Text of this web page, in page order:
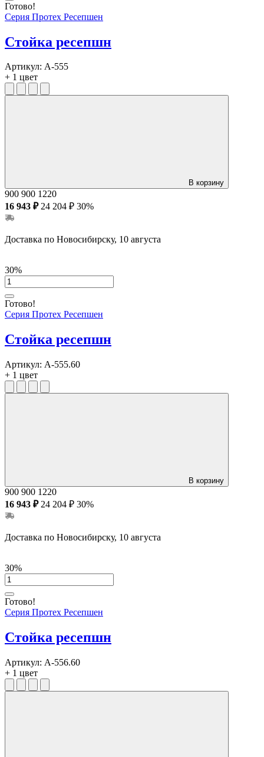
Готово!
Серия Протех Ресепшен
Стойка ресепшн
Артикул: А-555
+ 1 цвет
В корзину
900 900 1220
16 943 ₽ 24 204 ₽ 30%
Доставка по Новосибирску, 10 августа
30%
Готово!
Серия Протех Ресепшен
Стойка ресепшн
Артикул: А-555.60
+ 1 цвет
В корзину
900 900 1220
16 943 ₽ 24 204 ₽ 30%
Доставка по Новосибирску, 10 августа
30%
Готово!
Серия Протех Ресепшен
Стойка ресепшн
Артикул: А-556.60
+ 1 цвет